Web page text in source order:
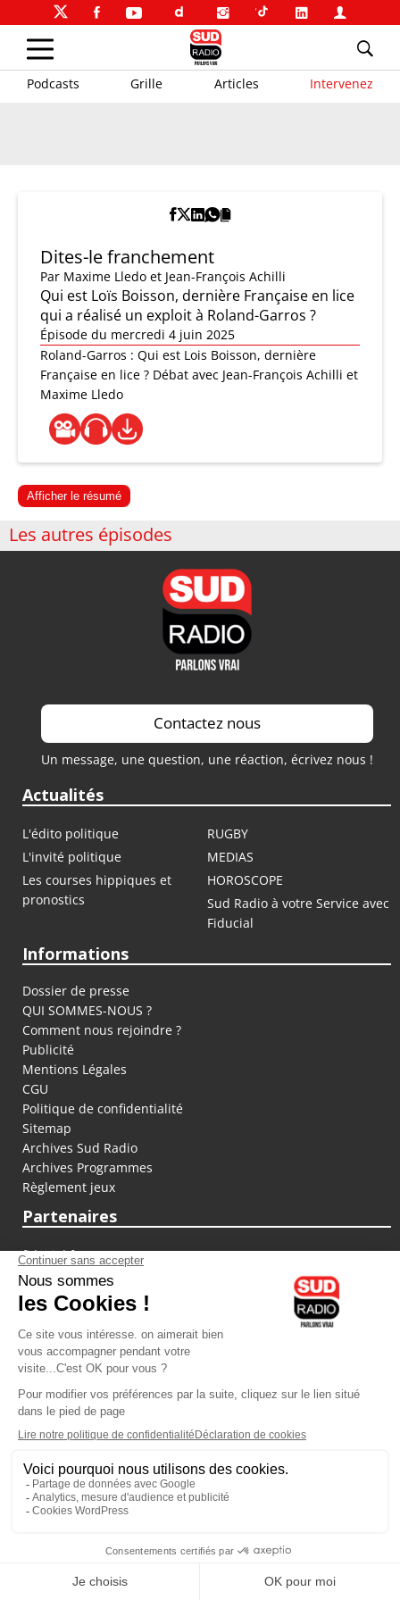
Podcasts Grille Articles Intervenez
Dites-le franchement
Par Maxime Lledo et Jean-François Achilli
Qui est Loïs Boisson, dernière Française en lice
qui a réalisé un exploit à Roland-Garros ?
Épisode du mercredi 4 juin 2025
Roland-Garros : Qui est Lois Boisson, dernière
Française en lice ? Débat avec Jean-François Achilli et
Maxime Lledo
Afficher le résumé
Les autres épisodes
Contactez nous
Un message, une question, une réaction, écrivez nous !
Actualités
L'édito politique
RUGBY
L'invité politique
MEDIAS
Les courses hippiques et
pronostics
HOROSCOPE
Sud Radio à votre Service avec
Fiducial
Informations
Dossier de presse
QUI SOMMES-NOUS ?
Comment nous rejoindre ?
Publicité
Mentions Légales
CGU
Politique de confidentialité
Sitemap
Archives Sud Radio
Archives Programmes
Règlement jeux
Partenaires
fiducial.fr
lyoncapitale.fr
olympique-et-lyonnais.com
L'application Iphone / Android
Téléchargez l'application
Les cookies
Gestion des cookies
Crédit photos : ©Sud Radio / Pierre Olivier
Jacques Cardoze
Le Grand Matin
Noémie Halioua
Les débats de l'été